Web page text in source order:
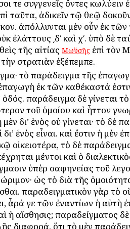
τε συγγενεῖς ὄντες κωλύειν
ταῦτα, ἀδικεῖν τῷ θεῷ
ἀπόλλυνται μὲν οὖν ἐκ
ἐλάττους ͵δʹ καὶ χʹ. ὑπὸ δὲ
τῆς αἰτίας Μωϋσῆς ἐπὶ τὸν
στρατιὰν ἐξέπεμπε.
τὸ παράδειγμα τῆς
ἐκ τῶν καθέκαστά
παράδειγμα δὲ γίνεται τὸ
τοῦ ὁμοίου καὶ ἧττον
δι’ ἑνὸς οὐ γίνεται· τὸ δὲ
δι’ ἑνὸς εἶναι. καὶ ἔστιν ἡ μὲν
οἰκειοτέρα, τὸ δὲ
μέντοι καὶ ὁ
ὑπὲρ σαφηνείας τοῦ
ὡς τὸ διὰ τῆς
παραδειγματικὸν γὰρ τὸ
ἆρά γε τῶν ἐναντίων ἡ αὐτὴ
ἡ αἴσθησις; παραδείγματος δὲ
διαφορά, ὅτι τὸ μὲν